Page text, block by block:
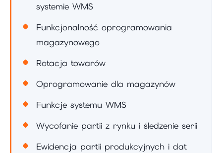
systemie WMS
Funkcjonalność oprogramowania
magazynowego
Rotacja towarów
Oprogramowanie dla magazynów
Funkcje systemu WMS
Wycofanie partii z rynku i śledzenie serii
Ewidencja partii produkcyjnych i dat